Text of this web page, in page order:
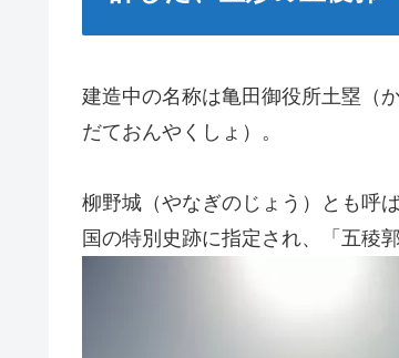
建造中の名称は亀田御役所土塁（
だておんやくしょ）。
柳野城（やなぎのじょう）とも呼ば
国の特別史跡に指定され、「五稜